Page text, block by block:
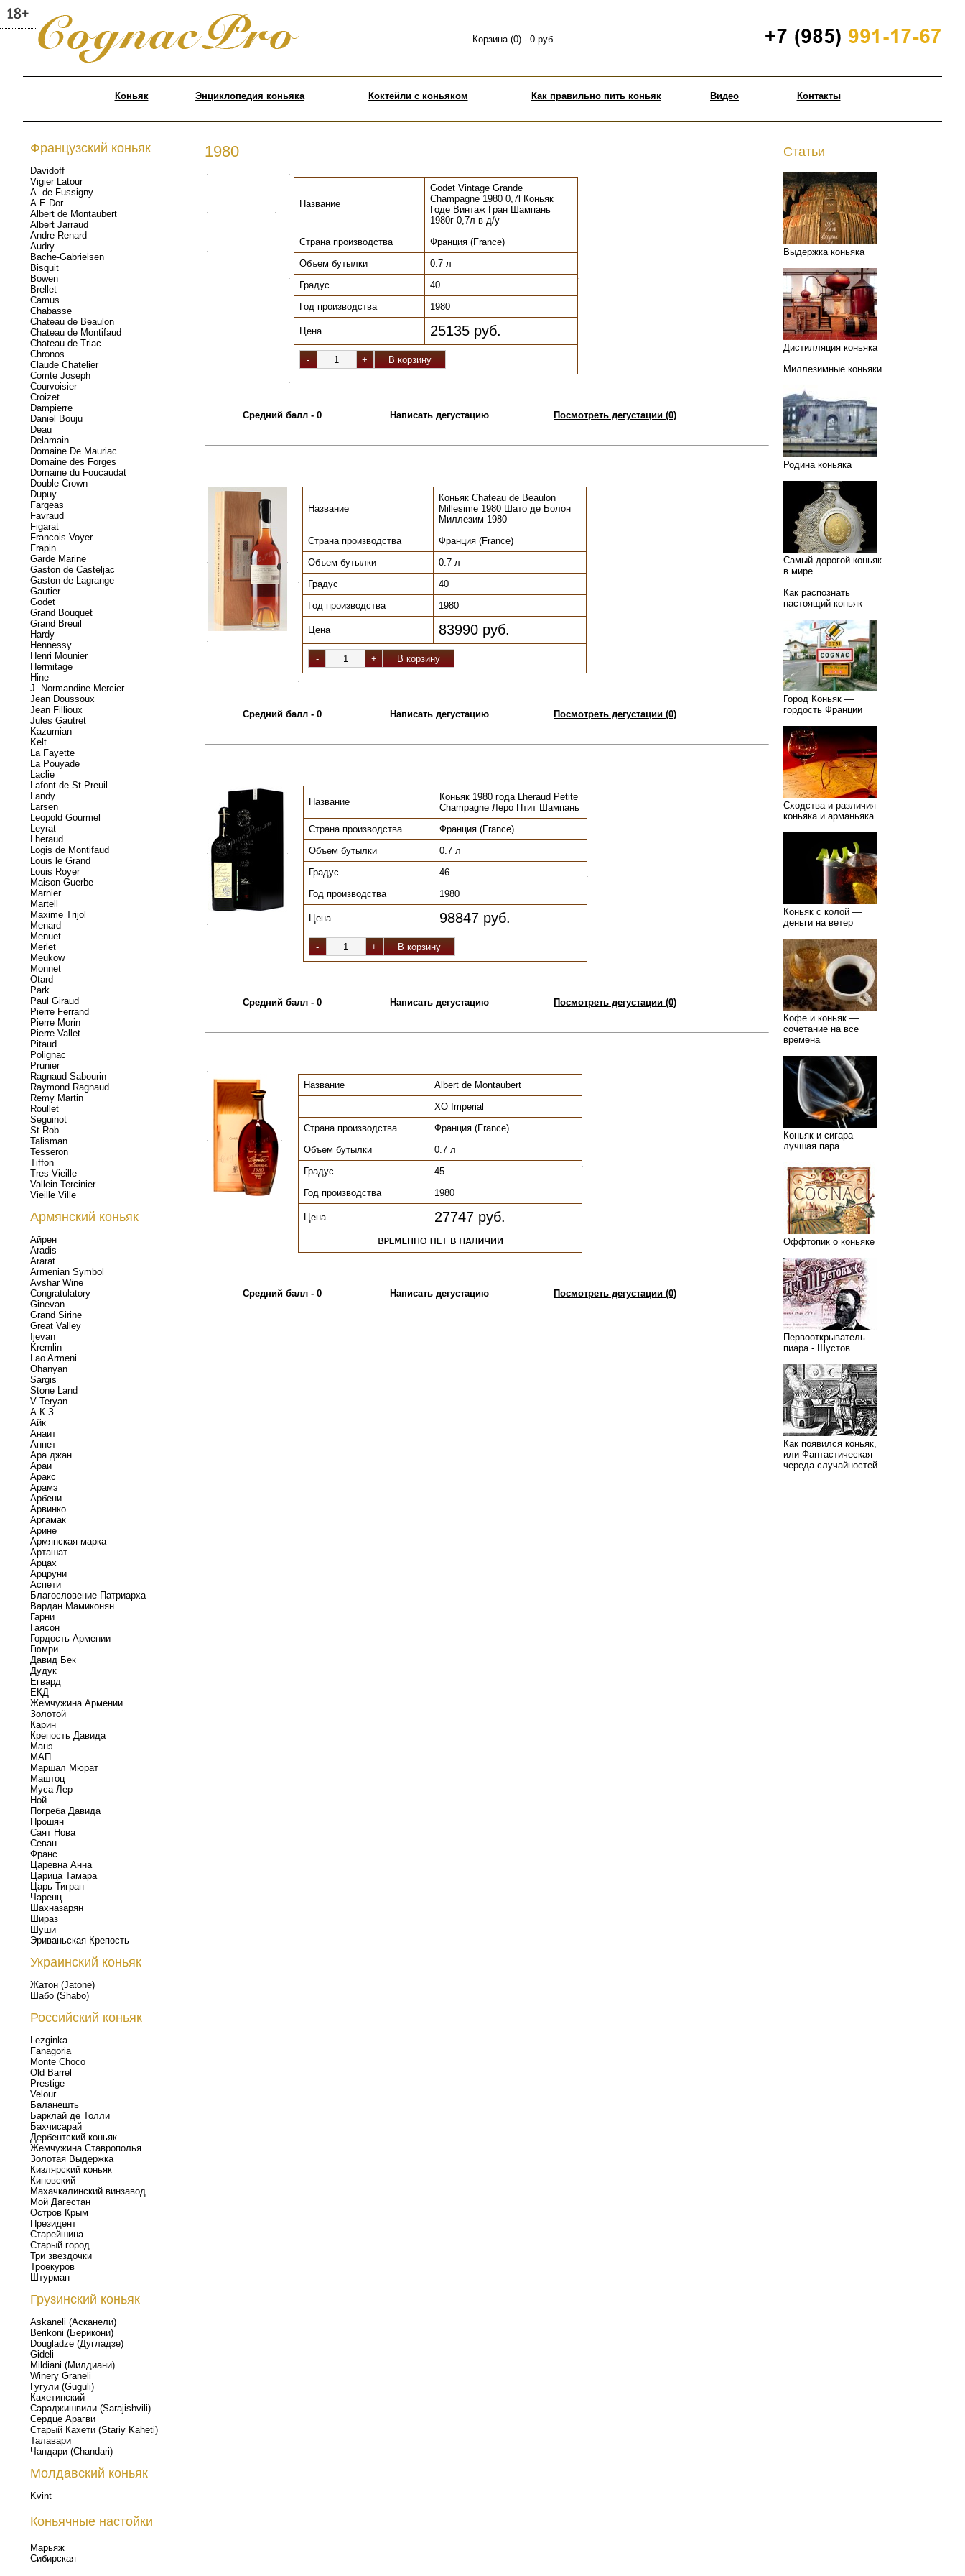
Корзина (0) - 0 руб.
Коньяк Энциклопедия коньяка Коктейли с коньяком Как правильно пить коньяк Видео Контакты
Французский коньяк
Davidoff
Vigier Latour
A. de Fussigny
A.E.Dor
Albert de Montaubert
Albert Jarraud
Andre Renard
Audry
Bache-Gabrielsen
Bisquit
Bowen
Brellet
Camus
Chabasse
Chateau de Beaulon
Chateau de Montifaud
Chateau de Triac
Chronos
Claude Chatelier
Comte Joseph
Courvoisier
Croizet
Dampierre
Daniel Bouju
Deau
Delamain
Domaine De Mauriac
Domaine des Forges
Domaine du Foucaudat
Double Crown
Dupuy
Fargeas
Favraud
Figarat
Francois Voyer
Frapin
Garde Marine
Gaston de Casteljac
Gaston de Lagrange
Gautier
Godet
Grand Bouquet
Grand Breuil
Hardy
Hennessy
Henri Mounier
Hermitage
Hine
J. Normandine-Mercier
Jean Doussoux
Jean Fillioux
Jules Gautret
Kazumian
Kelt
La Fayette
La Pouyade
Laclie
Lafont de St Preuil
Landy
Larsen
Leopold Gourmel
Leyrat
Lheraud
Logis de Montifaud
Louis le Grand
Louis Royer
Maison Guerbe
Marnier
Martell
Maxime Trijol
Menard
Menuet
Merlet
Meukow
Monnet
Otard
Park
Paul Giraud
Pierre Ferrand
Pierre Morin
Pierre Vallet
Pitaud
Polignac
Prunier
Ragnaud-Sabourin
Raymond Ragnaud
Remy Martin
Roullet
Seguinot
St Rob
Talisman
Tesseron
Tiffon
Tres Vieille
Vallein Tercinier
Vieille Ville
Армянский коньяк
Айрен
Aradis
Ararat
Armenian Symbol
Avshar Wine
Congratulatory
Ginevan
Grand Sirine
Great Valley
Ijevan
Kremlin
Lao Armeni
Ohanyan
Sargis
Stone Land
V Teryan
А.К.З
Айк
Анаит
Аннет
Ара джан
Араи
Аракс
Арамэ
Арбени
Арвинко
Аргамак
Арине
Армянская марка
Арташат
Арцах
Арцруни
Аспети
Благословение Патриарха
Вардан Мамиконян
Гарни
Гаясон
Гордость Армении
Гюмри
Давид Бек
Дудук
Егвард
ЕКД
Жемчужина Армении
Золотой
Карин
Крепость Давида
Манэ
МАП
Маршал Мюрат
Маштоц
Муса Лер
Ной
Погреба Давида
Прошян
Саят Нова
Севан
Франс
Царевна Анна
Царица Тамара
Царь Тигран
Чаренц
Шахназарян
Шираз
Шуши
Эриваньская Крепость
Украинский коньяк
Жатон (Jatone)
Шабо (Shabo)
Российский коньяк
Lezginka
Fanagoria
Monte Choco
Old Barrel
Prestige
Velour
Баланешть
Барклай де Толли
Бахчисарай
Дербентский коньяк
Жемчужина Ставрополья
Золотая Выдержка
Кизлярский коньяк
Киновский
Махачкалинский винзавод
Мой Дагестан
Остров Крым
Президент
Старейшина
Старый город
Три звездочки
Троекуров
Штурман
Грузинский коньяк
Askaneli (Асканели)
Berikoni (Берикони)
Dougladze (Дугладзе)
Gideli
Mildiani (Милдиани)
Winery Graneli
Гугули (Guguli)
Кахетинский
Сараджишвили (Sarajishvili)
Сердце Арагви
Старый Кахети (Stariy Kaheti)
Талавари
Чандари (Chandari)
Молдавский коньяк
Kvint
Коньячные настойки
Марьяж
Сибирская
1980
Название
Godet Vintage Grande
Champagne 1980 0,7l Коньяк
Годе Винтаж Гран Шампань
1980г 0,7л в д/у
Страна производства
Франция (France)
Объем бутылки
0.7 л
Градус
40
Год производства
1980
Цена 25135 руб.
Средний балл - 0 Написать дегустацию Посмотреть дегустации (0)
Название
Коньяк Chateau de Beaulon
Millesime 1980 Шато де Болон
Миллезим 1980
Страна производства
Франция (France)
Объем бутылки
0.7 л
Градус
40
Год производства
1980
Цена 83990 руб.
Средний балл - 0 Написать дегустацию Посмотреть дегустации (0)
Название
Коньяк 1980 года Lheraud Petite
Champagne Леро Птит Шампань
Страна производства
Франция (France)
Объем бутылки
0.7 л
Градус
46
Год производства
1980
Цена 98847 руб.
Средний балл - 0 Написать дегустацию Посмотреть дегустации (0)
Название
Albert de Montaubert
XO Imperial
Страна производства
Франция (France)
Объем бутылки
0.7 л
Градус
45
Год производства
1980
Цена 27747 руб.
Средний балл - 0 Написать дегустацию Посмотреть дегустации (0)
Статьи
Выдержка коньяка
Дистилляция коньяка
Миллезимные коньяки
Родина коньяка
Самый дорогой коньяк
в мире
Как распознать
настоящий коньяк
Город Коньяк —
гордость Франции
Сходства и различия
коньяка и арманьяка
Коньяк с колой —
деньги на ветер
Кофе и коньяк —
сочетание на все
времена
Коньяк и сигара —
лучшая пара
Оффтопик о коньяке
Первооткрыватель
пиара - Шустов
Как появился коньяк,
или Фантастическая
череда случайностей